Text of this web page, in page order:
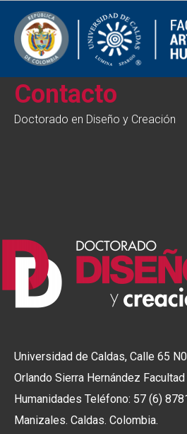
Contacto
Doctorado en Diseño y Creación
Universidad de Caldas, Calle 65
Orlando Sierra Hernández
Humanidades Teléfono: 57 (6)
Manizales. Caldas. Colombia.